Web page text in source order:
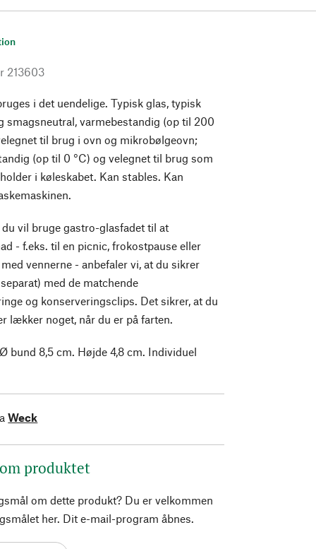
213603
i det uendelige. Typisk glas, typisk
smagsneutral, varmebestandig (op til 200
til brug i ovn og mikrobølgeovn;
(op til 0 °C) og velegnet til brug som
i køleskabet. Kan stables. Kan
vil bruge gastro-glasfadet til at
- f.eks. til en picnic, frokostpause eller
vennerne - anbefaler vi, at du sikrer
med de matchende
og konserveringsclips. Det sikrer, at du
lækker noget, når du er på farten.
bund 8,5 cm. Højde 4,8 cm. Individuel
Weck
produktet
om dette produkt? Du er velkommen
her. Dit e-mail-program åbnes.